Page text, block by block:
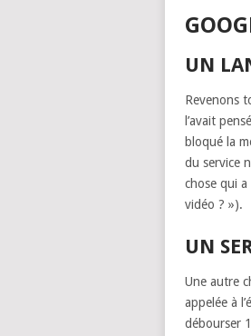
UN
Revenons
l’avait
bloqué la
du service
chose qui a
vidéo ? »).
UN
Une autre
appelée à
débourser